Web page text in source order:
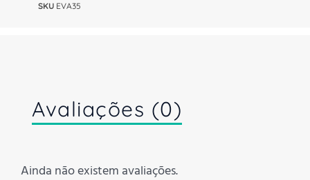
SKU EVA35
Avaliações (0)
Ainda não existem avaliações.